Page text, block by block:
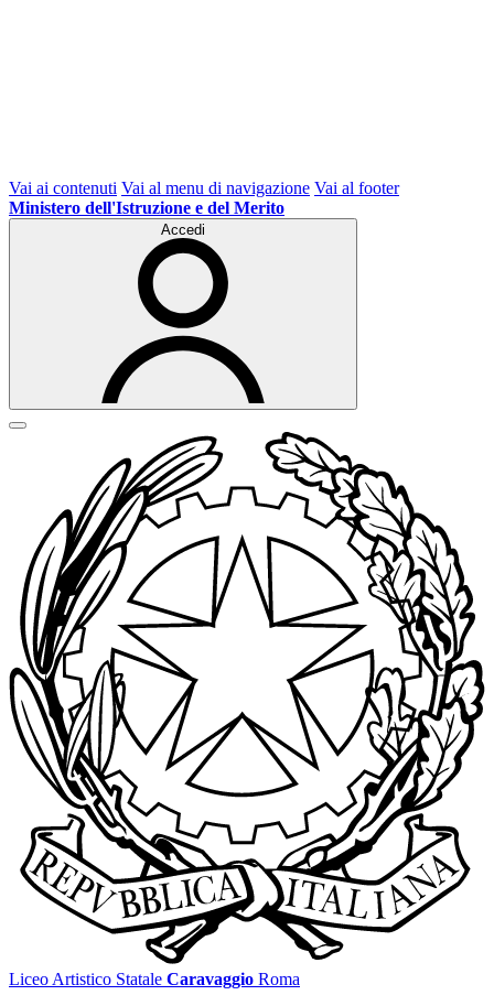
Vai ai contenuti Vai al menu di navigazione Vai al footer
Ministero dell'Istruzione e del Merito
Accedi
Liceo Artistico Statale Caravaggio Roma